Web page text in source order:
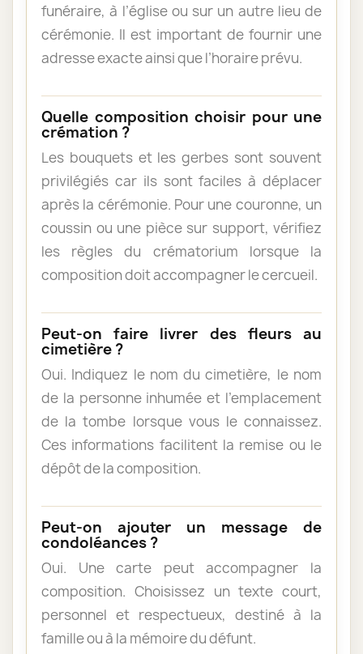
funéraire, à l’église ou sur un autre lieu de
cérémonie. Il est important de fournir une
adresse exacte ainsi que l’horaire prévu.
Quelle composition choisir pour une
crémation ?
Les bouquets et les gerbes sont souvent
privilégiés car ils sont faciles à déplacer
après la cérémonie. Pour une couronne, un
coussin ou une pièce sur support, vérifiez
les règles du crématorium lorsque la
composition doit accompagner le cercueil.
Peut-on faire livrer des fleurs au
cimetière ?
Oui. Indiquez le nom du cimetière, le nom
de la personne inhumée et l’emplacement
de la tombe lorsque vous le connaissez.
Ces informations facilitent la remise ou le
dépôt de la composition.
Peut-on ajouter un message de
condoléances ?
Oui. Une carte peut accompagner la
composition. Choisissez un texte court,
personnel et respectueux, destiné à la
famille ou à la mémoire du défunt.